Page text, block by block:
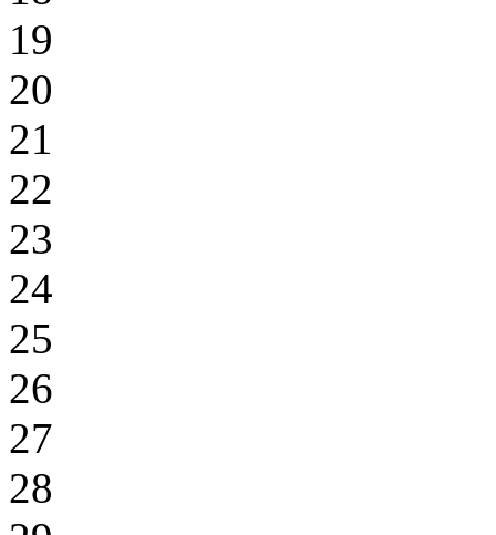
19
20
21
22
23
24
25
26
27
28